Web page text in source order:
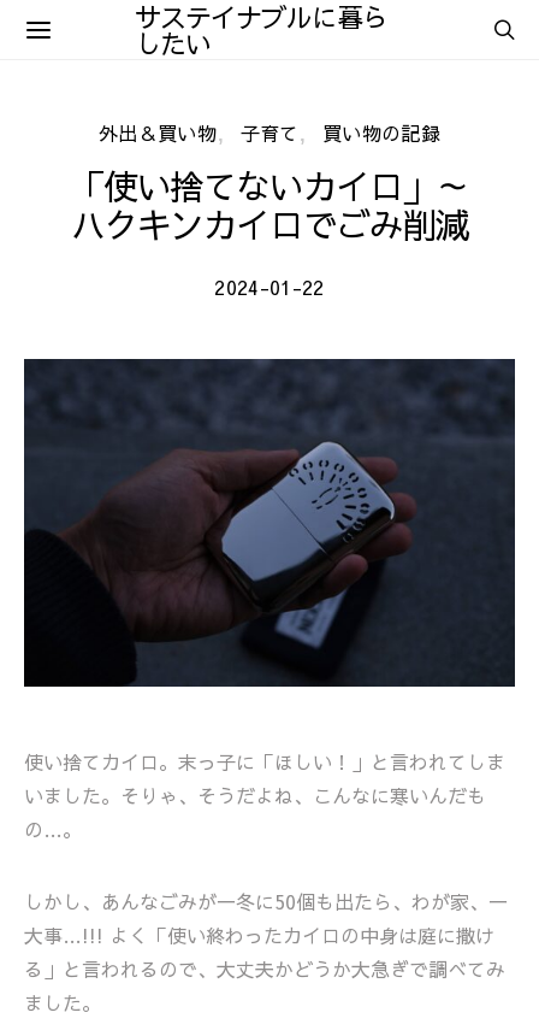
サステイナブルに暮ら
したい
外出＆買い物 子育て 買い物の記録
「使い捨てないカイロ」～
ハクキンカイロでごみ削減
2024-01-22
使い捨てカイロ。末っ子に「ほしい！」と言われてしま
いました。そりゃ、そうだよね、こんなに寒いんだも
の…。
しかし、あんなごみが一冬に50個も出たら、わが家、一
大事…!!! よく「使い終わったカイロの中身は庭に撒け
る」と言われるので、大丈夫かどうか大急ぎで調べてみ
ました。